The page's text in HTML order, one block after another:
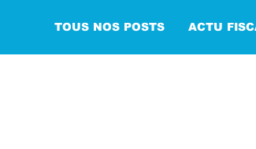
TOUS NOS POSTS ACTU